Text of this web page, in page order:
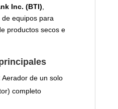
Inc. (BTI),
equipos para
productos secos e
Aerador de un solo
completo